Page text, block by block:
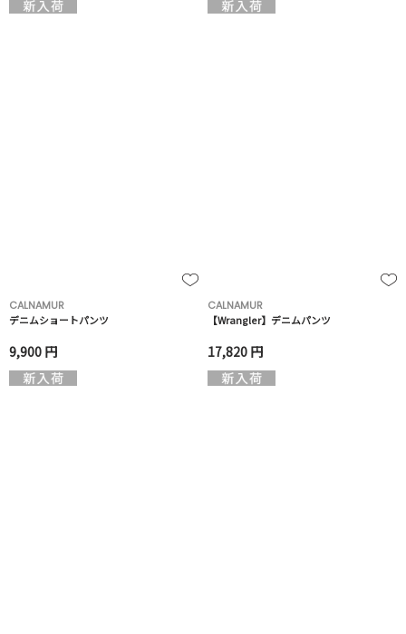
CALNAMUR
デニムショートパンツ
9,900 円
CALNAMUR
【Wrangler】デニムパンツ
17,820 円